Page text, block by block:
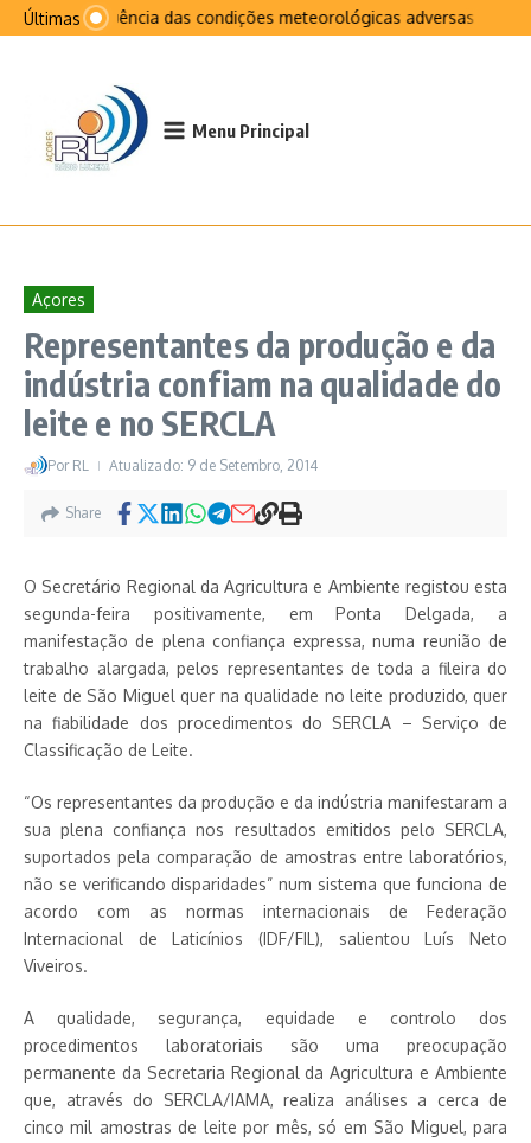
Ir para o conteúdo
Últimas
Na sequência das condições meteorológicas adversas que
Menu Principal
Açores
Representantes da produção e da
indústria confiam na qualidade do
leite e no SERCLA
Por RL Atualizado: 9 de Setembro, 2014
Share
O Secretário Regional da Agricultura e Ambiente registou esta
segunda-feira positivamente, em Ponta Delgada, a
manifestação de plena confiança expressa, numa reunião de
trabalho alargada, pelos representantes de toda a fileira do
leite de São Miguel quer na qualidade no leite produzido, quer
na fiabilidade dos procedimentos do SERCLA – Serviço de
Classificação de Leite.
“Os representantes da produção e da indústria manifestaram a
sua plena confiança nos resultados emitidos pelo SERCLA,
suportados pela comparação de amostras entre laboratórios,
não se verificando disparidades” num sistema que funciona de
acordo com as normas internacionais de Federação
Internacional de Laticínios (IDF/FIL), salientou Luís Neto
Viveiros.
A qualidade, segurança, equidade e controlo dos
procedimentos laboratoriais são uma preocupação
permanente da Secretaria Regional da Agricultura e Ambiente
que, através do SERCLA/IAMA, realiza análises a cerca de
cinco mil amostras de leite por mês, só em São Miguel, para